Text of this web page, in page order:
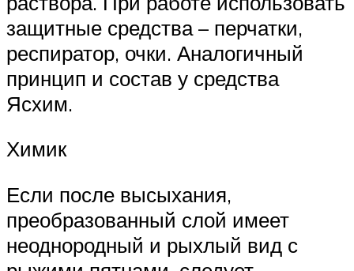
защитные средства – перчатки,
респиратор, очки. Аналогичный
принцип и состав у средства
Ясхим.
Химик
Если после высыхания,
преобразованный слой имеет
неоднородный и рыхлый вид с